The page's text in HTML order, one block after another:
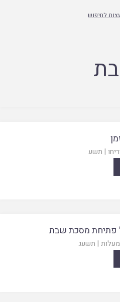
לחיפוש
| תשע
פתיחת מסכת שבת
מעלות | תשעג